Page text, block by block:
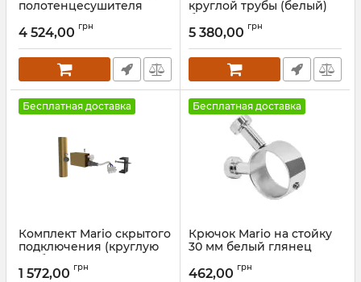
полотенцесушителя
4 524,00 грн
круглой трубы (белый)
белый мат
Артикул:6.027.047417.WG-WM
5 380,00 грн
Бесплатная доставка
Комплект Mario скрытого
подключения (круглую
трубу) золото сатин
Артикул:3.0.0900.0.P-GS
1 572,00 грн
Бесплатная доставка
Крючок Mario на стойку
30 мм белый глянец
462,00 грн